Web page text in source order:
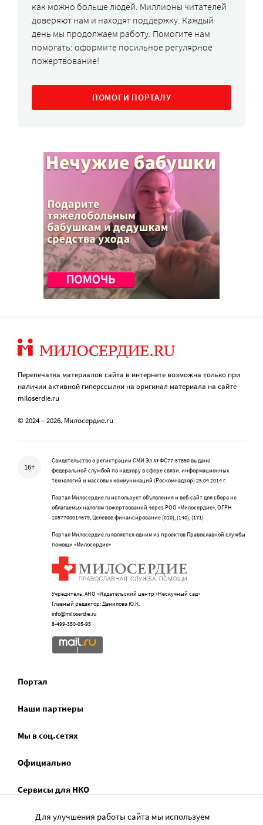
как можно больше людей. Миллионы читателей
доверяют нам и находят поддержку. Каждый
день мы продолжаем работу. Помогите нам
помогать: оформите посильное регулярное
пожертвование!
ПОМОГИ ПОРТАЛУ
Перепечатка материалов сайта в интернете возможна только при
наличии активной гиперссылки на оригинал материала на сайте
miloserdie.ru
© 2024 – 2026. Милосердие.ru
16+
Свидетельство о регистрации СМИ Эл № ФС77-57850 выдано
федеральной службой по надзору в сфере связи, информационных
технологий и массовых коммуникаций (Роскомнадзор) 25.04.2014 г.
Портал Милосердие.ru использует объявления и веб-сайт для сбора не
облагаемых налогом пожертвований через РОО «Милосердие», ОГРН
1057700014679, Целевое финансирование (010), (140), (171)
Портал Милосердие.ru является одним из проектов Православной службы
помощи «Милосердие»
Учредитель: АНО «Издательский центр «Нескучный сад»
Главный редактор: Данилова Ю.К.
info@miloserdie.ru
8-499-350-05-95
Портал
Наши партнеры
Мы в соц.сетях
Официально
Сервисы для НКО
Спецпроекты
Для улучшения работы сайта мы используем